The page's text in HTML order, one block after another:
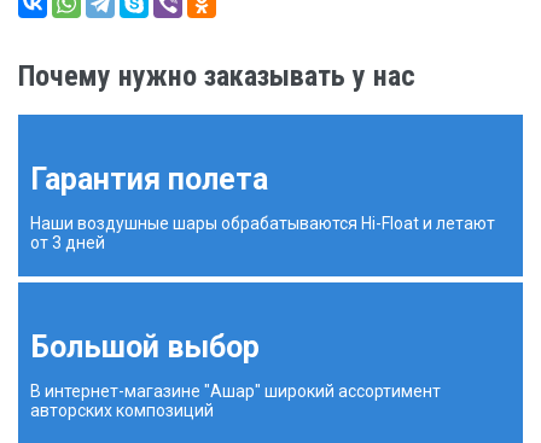
Почему нужно заказывать у нас
Гарантия полета
Наши воздушные шары обрабатываются Hi-Float и летают
от 3 дней
Большой выбор
В интернет-магазине "Ашар" широкий ассортимент
авторских композиций